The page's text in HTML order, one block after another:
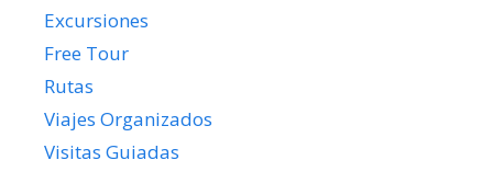
Excursiones
Free Tour
Rutas
Viajes Organizados
Visitas Guiadas